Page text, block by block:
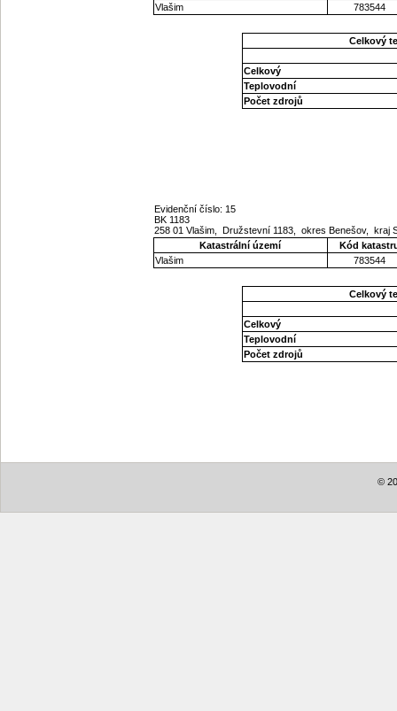
Vlašim
783544
Celkový
Celkový
Teplovodní
Počet zdrojů
Evidenční číslo: 15
BK 1183
258 01 Vlašim, Družstevní 1183, okres Benešov, kraj
Katastrální území
Kód
Vlašim
783544
Celkový
Celkový
Teplovodní
Počet zdrojů
©